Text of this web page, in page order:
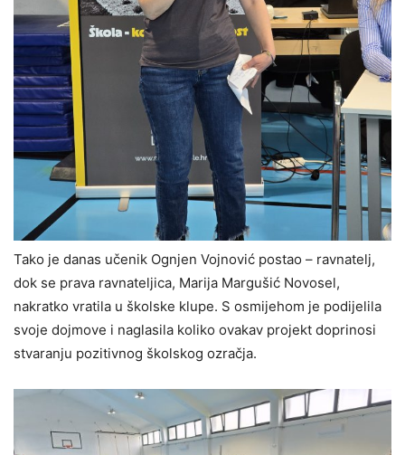
Tako je danas učenik Ognjen Vojnović postao – ravnatelj,
dok se prava ravnateljica, Marija Margušić Novosel,
nakratko vratila u školske klupe. S osmijehom je podijelila
svoje dojmove i naglasila koliko ovakav projekt doprinosi
stvaranju pozitivnog školskog ozračja.